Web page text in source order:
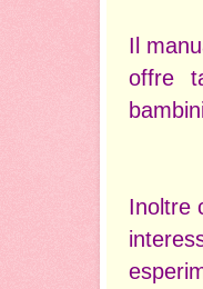
Il
offre
Inoltre